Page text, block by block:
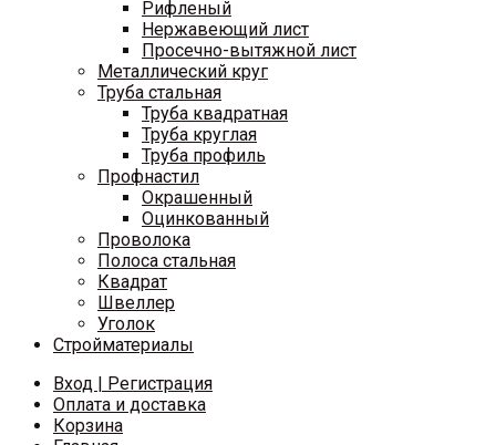
Рифленый
Нержавеющий лист
Просечно-вытяжной лист
Металлический круг
Труба стальная
Труба квадратная
Труба круглая
Труба профиль
Профнастил
Окрашенный
Оцинкованный
Проволока
Полоса стальная
Квадрат
Швеллер
Уголок
Стройматериалы
Вход | Регистрация
Оплата и доставка
Корзина